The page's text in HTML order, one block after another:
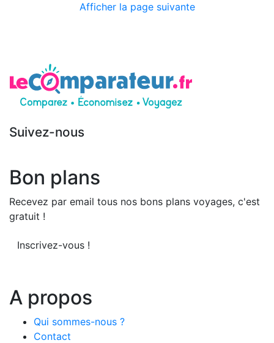
Afficher la page suivante
Suivez-nous
Bon plans
Recevez par email tous nos bons plans voyages, c'est
gratuit !
Inscrivez-vous !
A propos
Qui sommes-nous ?
Contact